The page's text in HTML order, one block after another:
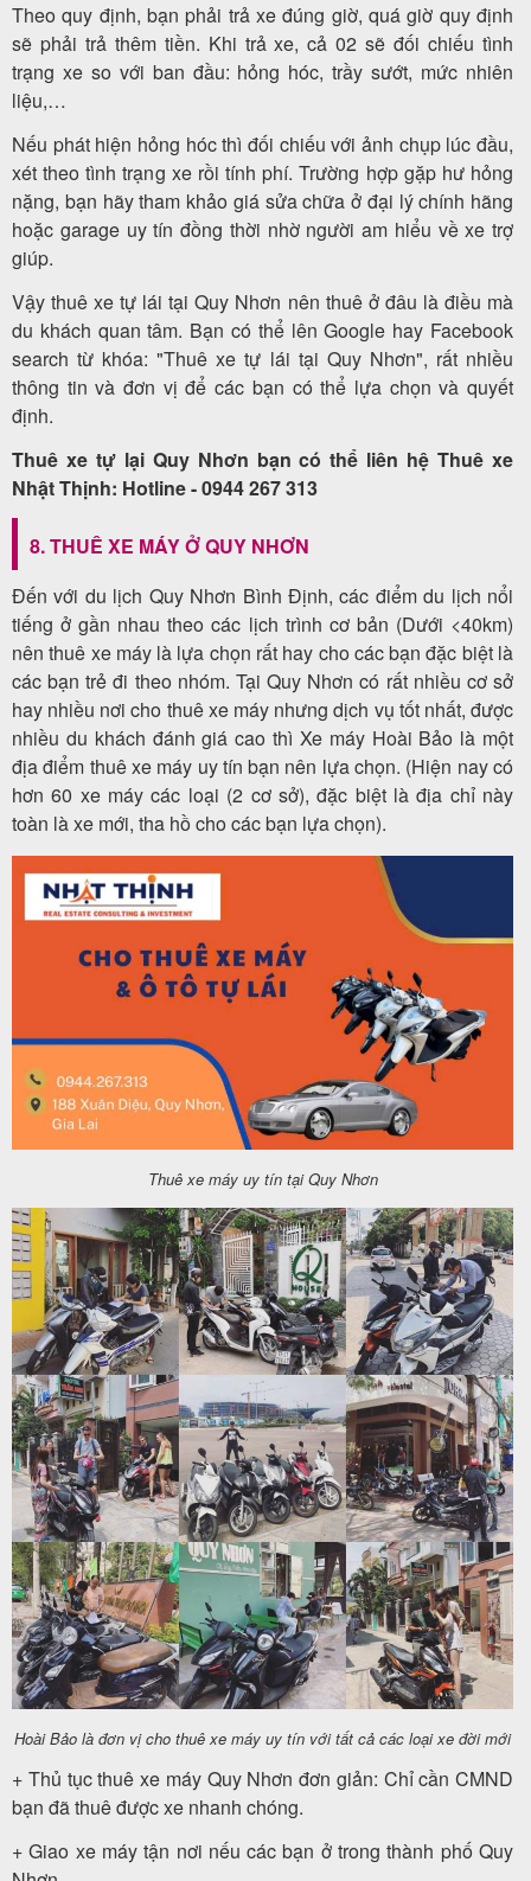
Theo quy định, bạn phải trả xe đúng giờ, quá giờ quy định
sẽ phải trả thêm tiền. Khi trả xe, cả 02 sẽ đối chiếu tình
trạng xe so với ban đầu: hỏng hóc, trầy sướt, mức nhiên
liệu,…
Nếu phát hiện hỏng hóc thì đối chiếu với ảnh chụp lúc đầu,
xét theo tình trạng xe rồi tính phí. Trường hợp gặp hư hỏng
nặng, bạn hãy tham khảo giá sửa chữa ở đại lý chính hãng
hoặc garage uy tín đồng thời nhờ người am hiểu về xe trợ
giúp.
Vậy thuê xe tự lái tại Quy Nhơn nên thuê ở đâu là điều mà
du khách quan tâm. Bạn có thể lên Google hay Facebook
search từ khóa: "Thuê xe tự lái tại Quy Nhơn", rất nhiều
thông tin và đơn vị để các bạn có thể lựa chọn và quyết
định.
Thuê xe tự lại Quy Nhơn bạn có thể liên hệ Thuê xe
Nhật Thịnh: Hotline - 0944 267 313
8. THUÊ XE MÁY Ở QUY NHƠN
Đến với du lịch Quy Nhơn Bình Định, các điểm du lịch nổi
tiếng ở gần nhau theo các lịch trình cơ bản (Dưới <40km)
nên thuê xe máy là lựa chọn rất hay cho các bạn đặc biệt là
các bạn trẻ đi theo nhóm. Tại Quy Nhơn có rất nhiều cơ sở
hay nhiều nơi cho thuê xe máy nhưng dịch vụ tốt nhất, được
nhiều du khách đánh giá cao thì Xe máy Hoài Bảo là một
địa điểm thuê xe máy uy tín bạn nên lựa chọn. (Hiện nay có
hơn 60 xe máy các loại (2 cơ sở), đặc biệt là địa chỉ này
toàn là xe mới, tha hồ cho các bạn lựa chọn).
Thuê xe máy uy tín tại Quy Nhơn
Hoài Bảo là đơn vị cho thuê xe máy uy tín với tất cả các loại xe đời mới
+ Thủ tục thuê xe máy Quy Nhơn đơn giản: Chỉ cần CMND
bạn đã thuê được xe nhanh chóng.
+ Giao xe máy tận nơi nếu các bạn ở trong thành phố Quy